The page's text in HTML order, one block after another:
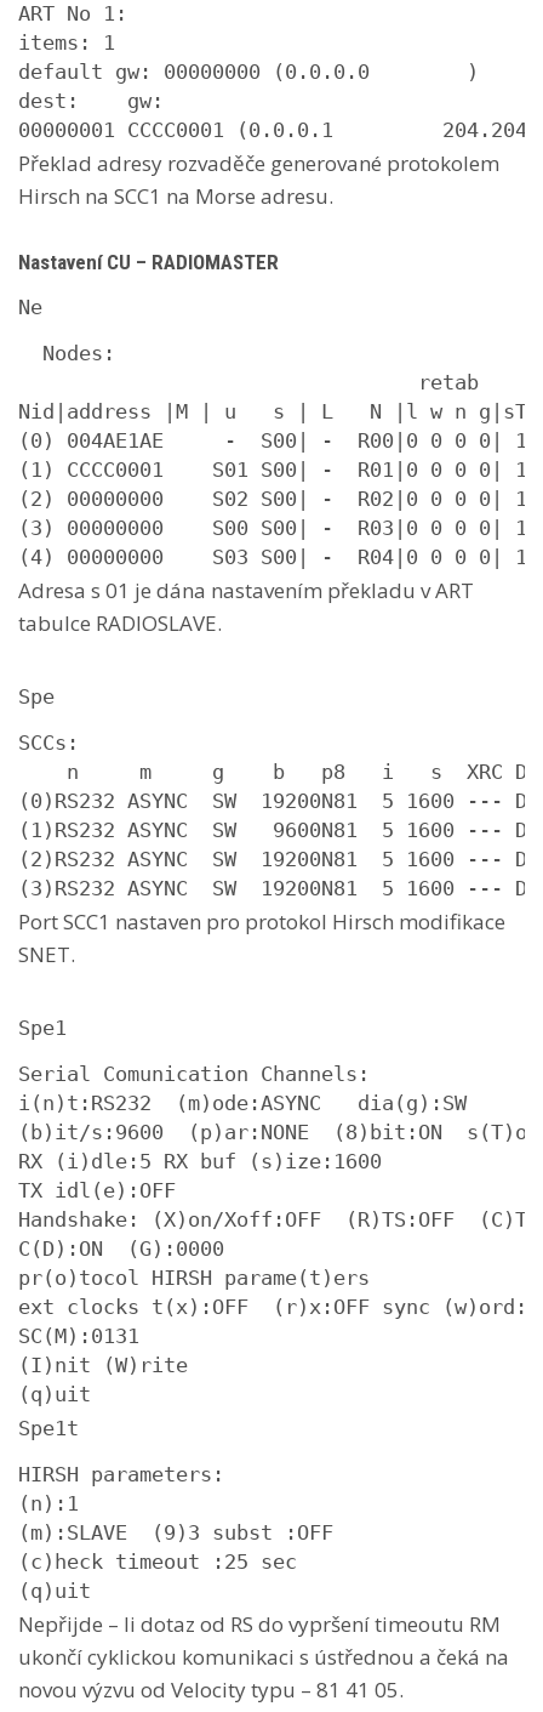
ART No 1:
items: 1
default gw: 00000000 (0.0.0.0        )
dest:    gw:
00000001 CCCC0001 (0.0.0.1
Překlad adresy rozvaděče generované protokolem
Hirsch na SCC1 na Morse adresu.
Nastavení CU – RADIOMASTER
Ne
  Nodes:
                                 retab
Nid|address |M | u   s | L   N |l w n g|sTO
(0) 004AE1AE     -  S00| -  R00|0 0 0 0| 15
(1) CCCC0001    S01 S00| -  R01|0 0 0 0| 15
(2) 00000000    S02 S00| -  R02|0 0 0 0| 15
(3) 00000000    S00 S00| -  R03|0 0 0 0| 15
(4) 00000000    S03 S00| -  R04|0 0 0 0| 15
Adresa s 01 je dána nastavením překladu v ART
tabulce RADIOSLAVE.
Spe
SCCs:
n     m     g    b   p8   i   s  XRC D
(0)RS232 ASYNC  SW  19200N81  5 1600 --- D
(1)RS232 ASYNC  SW   9600N81  5 1600 --- D
(2)RS232 ASYNC  SW  19200N81  5 1600 --- D
(3)RS232 ASYNC  SW  19200N81  5 1600 --- D
Port SCC1 nastaven pro protokol Hirsch modifikace
SNET.
Spe1
Serial Comunication Channels:
i(n)t:RS232  (m)ode:ASYNC   dia(g):SW
(b)it/s:9600  (p)ar:NONE  (8)bit:ON
RX (i)dle:5 RX buf (s)ize:1600
TX idl(e):OFF
Handshake: (X)on/Xoff:OFF  (R)TS:OFF
C(D):ON  (G):0000
pr(o)tocol HIRSH parame(t)ers
ext clocks t(x):OFF  (r)x:OFF sync
SC(M):0131
(I)nit (W)rite
(q)uit
Spe1t
HIRSH parameters:
(n):1
(m):SLAVE  (9)3 subst :OFF
(c)heck timeout :25 sec
(q)uit
Nepřijde – li dotaz od RS do vypršení timeoutu RM
ukončí cyklickou komunikaci s ústřednou a čeká na
novou výzvu od Velocity typu – 81 41 05.